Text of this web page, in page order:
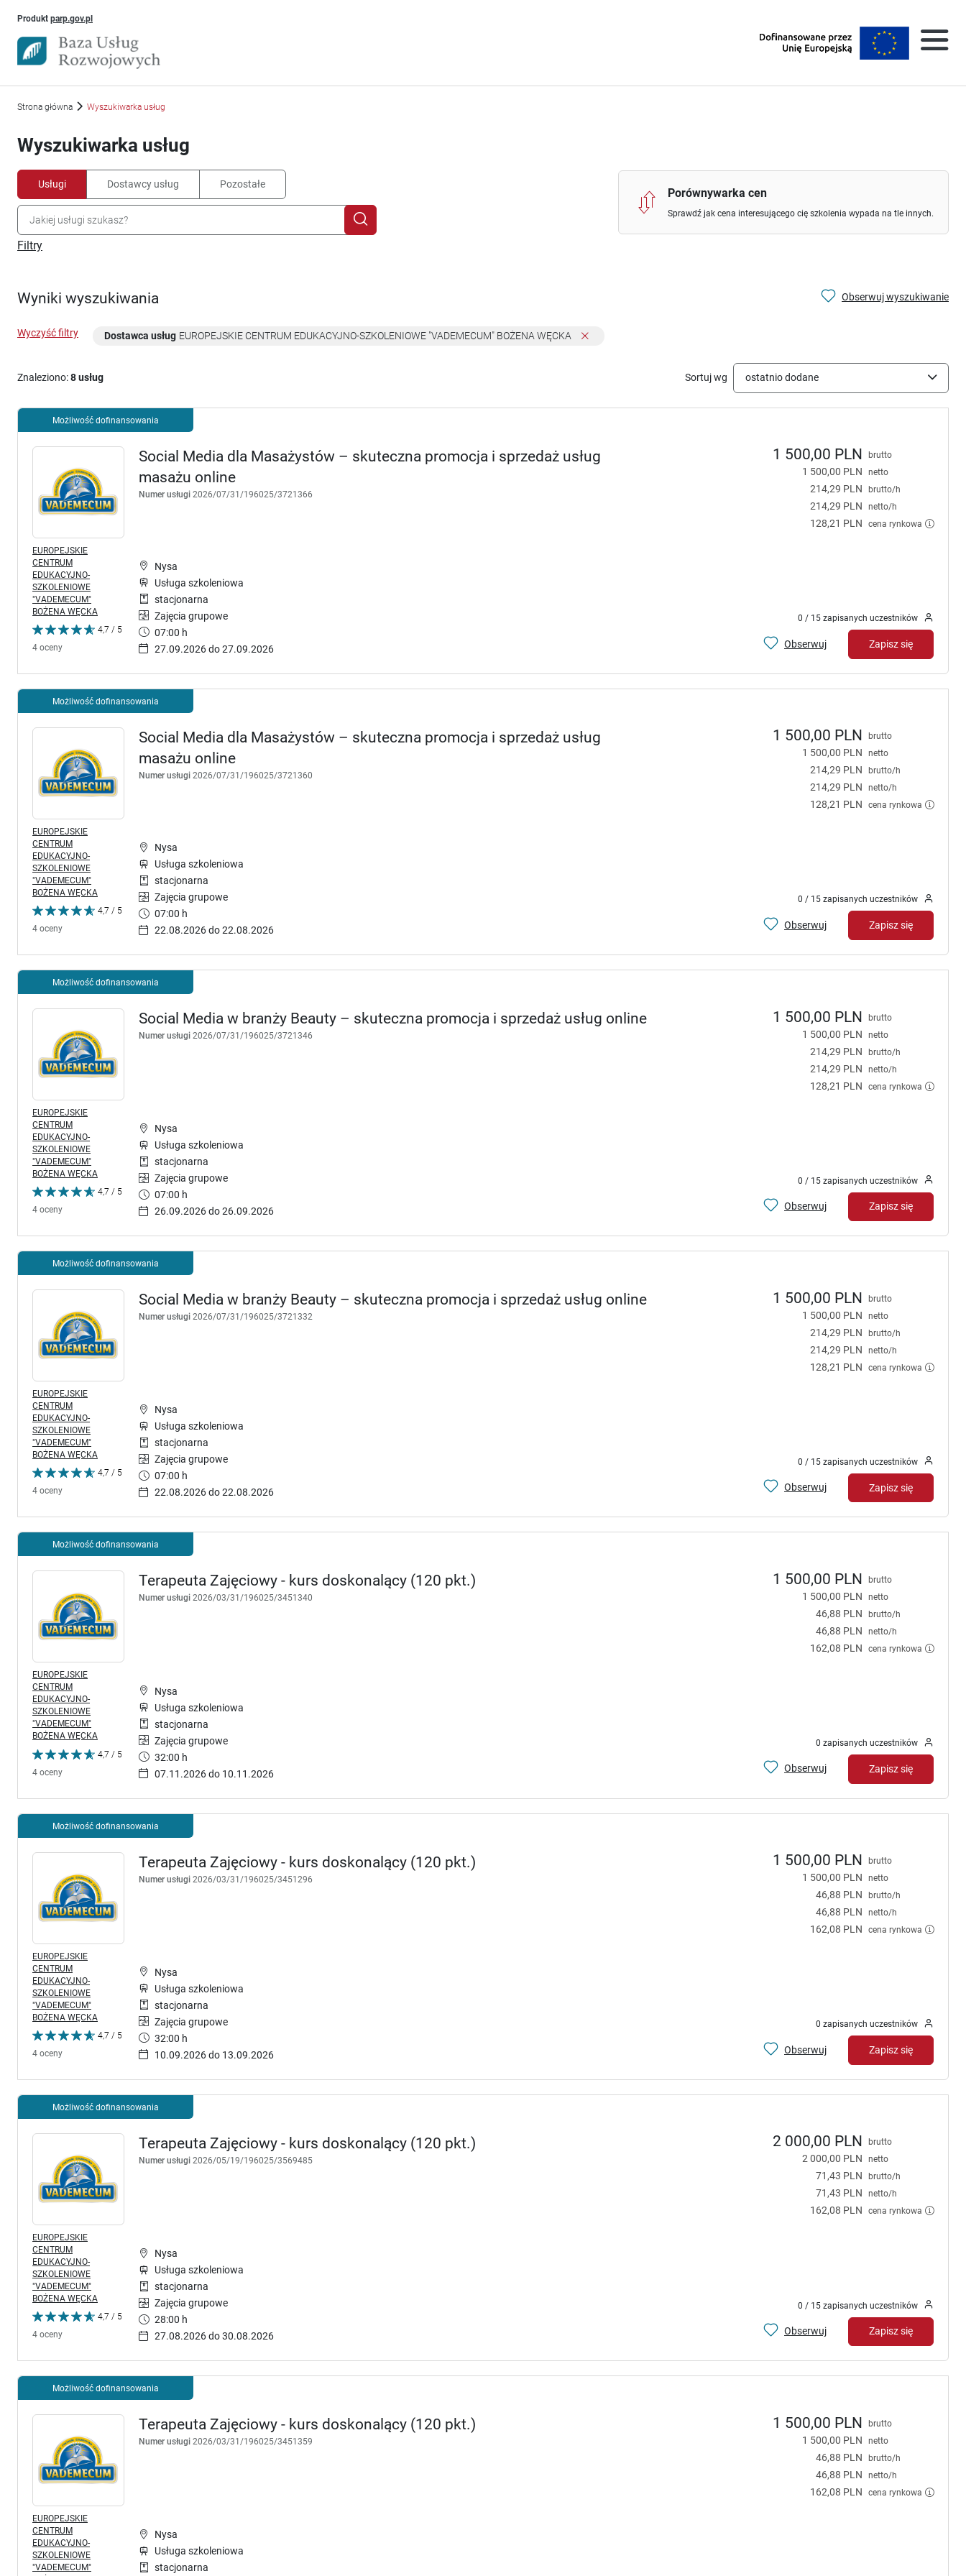
Produkt parp.gov.plUwaga, link otworzy się w nowym oknie
Strona główna Wyszukiwarka usług
Wyszukiwarka usług
Usługi Dostawcy usług Pozostałe
Porównywarka cen
Sprawdź jak cena interesującego cię szkolenia wypada na tle innych.
Filtry
Wyniki wyszukiwania Obserwuj wyszukiwanie
Wyczyść filtry Dostawca usług EUROPEJSKIE CENTRUM EDUKACYJNO-SZKOLENIOWE "VADEMECUM" BOŻENA WĘCKA
Znaleziono:8 usług Sortuj wg ostatnio dodane
Możliwość dofinansowania
Social Media dla Masażystów – skuteczna promocja i sprzedaż usług
masażu online
Numer usługi 2026/07/31/196025/3721366
EUROPEJSKIE
CENTRUM
EDUKACYJNO-
SZKOLENIOWE
"VADEMECUM"
BOŻENA WĘCKA
4,7 / 5
4 oceny
1 500,00 PLN brutto
1 500,00 PLN netto
214,29 PLN brutto/h
214,29 PLN netto/h
128,21 PLN cena rynkowa
Nysa
Usługa szkoleniowa
stacjonarna
Zajęcia grupowe
07:00 h
27.09.2026 do 27.09.2026
0 / 15 zapisanych uczestników
Obserwuj Zapisz się
Możliwość dofinansowania
Social Media dla Masażystów – skuteczna promocja i sprzedaż usług
masażu online
Numer usługi 2026/07/31/196025/3721360
EUROPEJSKIE
CENTRUM
EDUKACYJNO-
SZKOLENIOWE
"VADEMECUM"
BOŻENA WĘCKA
4,7 / 5
4 oceny
1 500,00 PLN brutto
1 500,00 PLN netto
214,29 PLN brutto/h
214,29 PLN netto/h
128,21 PLN cena rynkowa
Nysa
Usługa szkoleniowa
stacjonarna
Zajęcia grupowe
07:00 h
22.08.2026 do 22.08.2026
0 / 15 zapisanych uczestników
Obserwuj Zapisz się
Możliwość dofinansowania
Social Media w branży Beauty – skuteczna promocja i sprzedaż usług online
Numer usługi 2026/07/31/196025/3721346
EUROPEJSKIE
CENTRUM
EDUKACYJNO-
SZKOLENIOWE
"VADEMECUM"
BOŻENA WĘCKA
4,7 / 5
4 oceny
1 500,00 PLN brutto
1 500,00 PLN netto
214,29 PLN brutto/h
214,29 PLN netto/h
128,21 PLN cena rynkowa
Nysa
Usługa szkoleniowa
stacjonarna
Zajęcia grupowe
07:00 h
26.09.2026 do 26.09.2026
0 / 15 zapisanych uczestników
Obserwuj Zapisz się
Możliwość dofinansowania
Social Media w branży Beauty – skuteczna promocja i sprzedaż usług online
Numer usługi 2026/07/31/196025/3721332
EUROPEJSKIE
CENTRUM
EDUKACYJNO-
SZKOLENIOWE
"VADEMECUM"
BOŻENA WĘCKA
4,7 / 5
4 oceny
1 500,00 PLN brutto
1 500,00 PLN netto
214,29 PLN brutto/h
214,29 PLN netto/h
128,21 PLN cena rynkowa
Nysa
Usługa szkoleniowa
stacjonarna
Zajęcia grupowe
07:00 h
22.08.2026 do 22.08.2026
0 / 15 zapisanych uczestników
Obserwuj Zapisz się
Możliwość dofinansowania
Terapeuta Zajęciowy - kurs doskonalący (120 pkt.)
Numer usługi 2026/03/31/196025/3451340
EUROPEJSKIE
CENTRUM
EDUKACYJNO-
SZKOLENIOWE
"VADEMECUM"
BOŻENA WĘCKA
4,7 / 5
4 oceny
1 500,00 PLN brutto
1 500,00 PLN netto
46,88 PLN brutto/h
46,88 PLN netto/h
162,08 PLN cena rynkowa
Nysa
Usługa szkoleniowa
stacjonarna
Zajęcia grupowe
32:00 h
07.11.2026 do 10.11.2026
0 zapisanych uczestników
Obserwuj Zapisz się
Możliwość dofinansowania
Terapeuta Zajęciowy - kurs doskonalący (120 pkt.)
Numer usługi 2026/03/31/196025/3451296
EUROPEJSKIE
CENTRUM
EDUKACYJNO-
SZKOLENIOWE
"VADEMECUM"
BOŻENA WĘCKA
4,7 / 5
4 oceny
1 500,00 PLN brutto
1 500,00 PLN netto
46,88 PLN brutto/h
46,88 PLN netto/h
162,08 PLN cena rynkowa
Nysa
Usługa szkoleniowa
stacjonarna
Zajęcia grupowe
32:00 h
10.09.2026 do 13.09.2026
0 zapisanych uczestników
Obserwuj Zapisz się
Możliwość dofinansowania
Terapeuta Zajęciowy - kurs doskonalący (120 pkt.)
Numer usługi 2026/05/19/196025/3569485
EUROPEJSKIE
CENTRUM
EDUKACYJNO-
SZKOLENIOWE
"VADEMECUM"
BOŻENA WĘCKA
4,7 / 5
4 oceny
2 000,00 PLN brutto
2 000,00 PLN netto
71,43 PLN brutto/h
71,43 PLN netto/h
162,08 PLN cena rynkowa
Nysa
Usługa szkoleniowa
stacjonarna
Zajęcia grupowe
28:00 h
27.08.2026 do 30.08.2026
0 / 15 zapisanych uczestników
Obserwuj Zapisz się
Możliwość dofinansowania
Terapeuta Zajęciowy - kurs doskonalący (120 pkt.)
Numer usługi 2026/03/31/196025/3451359
EUROPEJSKIE
CENTRUM
EDUKACYJNO-
SZKOLENIOWE
"VADEMECUM"
1 500,00 PLN brutto
1 500,00 PLN netto
46,88 PLN brutto/h
46,88 PLN netto/h
162,08 PLN cena rynkowa
Nysa
Usługa szkoleniowa
stacjonarna